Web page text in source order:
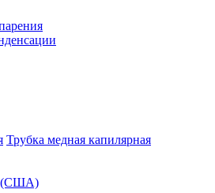
Трубка медная капилярная
(США)